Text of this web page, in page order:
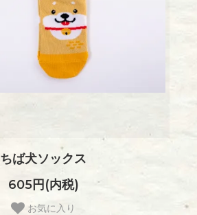
ちば犬ソックス
605円(内税)
お気に入り